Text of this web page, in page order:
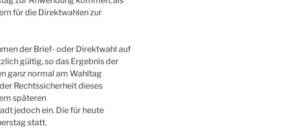
für die Direktwahlen zur
der Brief- oder Direktwahl auf
gültig, so das Ergebnis der
ganz normal am Wahltag
Rechtssicherheit dieses
späteren
jedoch ein. Die für heute
statt.